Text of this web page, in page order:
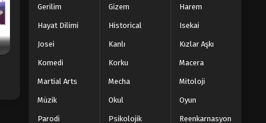
Gerilim Gizem Harem
Hayat Dilimi Historical Isekai
Josei Kanlı Kızlar Aşkı
Komedi Korku Macera
Martial Arts Mecha Mitoloji
Müzik Okul Oyun
Parodi Psikolojik Reenkarnasyon